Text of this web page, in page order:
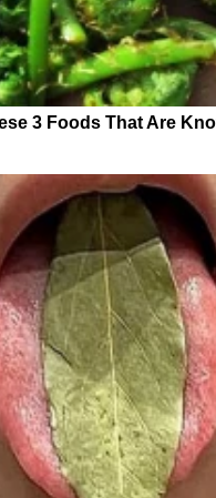
3 Foods That Are